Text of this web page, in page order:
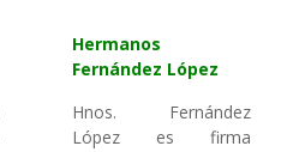
Hermanos
Fernández López
Hnos. Fernández
López es firma